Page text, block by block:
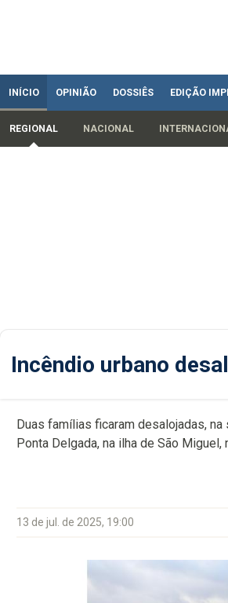
INÍCIO OPINIÃO DOSSIÊS EDIÇÃO
REGIONAL NACIONAL
Incêndio urbano
Duas famílias ficaram desalojadas,
Ponta Delgada, na ilha de São
13 de jul. de 2025, 19:00